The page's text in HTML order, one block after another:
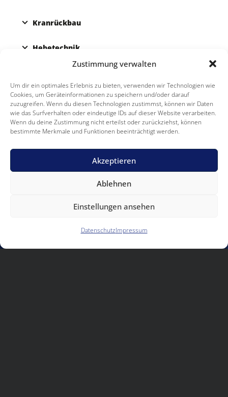
Zustimmung verwalten
Um dir ein optimales Erlebnis zu bieten, verwenden wir Technologien wie
Cookies, um Geräteinformationen zu speichern und/oder darauf
zuzugreifen. Wenn du diesen Technologien zustimmst, können wir Daten
wie das Surfverhalten oder eindeutige IDs auf dieser Website verarbeiten.
Wenn du deine Zustimmung nicht erteilst oder zurückziehst, können
bestimmte Merkmale und Funktionen beeinträchtigt werden.
Akzeptieren
Ablehnen
Einstellungen ansehen
DatenschutzImpressum
Kranrückbau
Hebetechnik